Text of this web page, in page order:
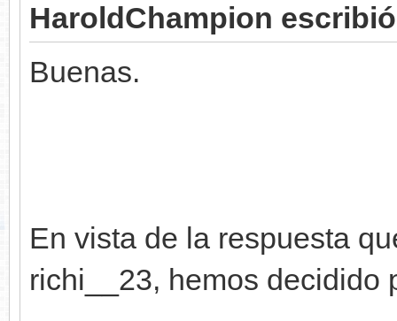
HaroldChampion
Buenas.
En vista de la respuesta
richi__23, hemos decidido